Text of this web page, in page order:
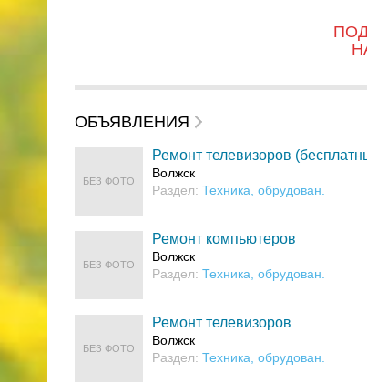
ОБЪЯВЛЕНИЯ
Ремонт телевизоров
Волжск
Раздел: Техника, обрудован.
БЕЗ ФОТО
Ремонт компьютеров
Волжск
Раздел: Техника, обрудован.
БЕЗ ФОТО
Ремонт телевизоров
Волжск
Раздел: Техника, обрудован.
БЕЗ ФОТО